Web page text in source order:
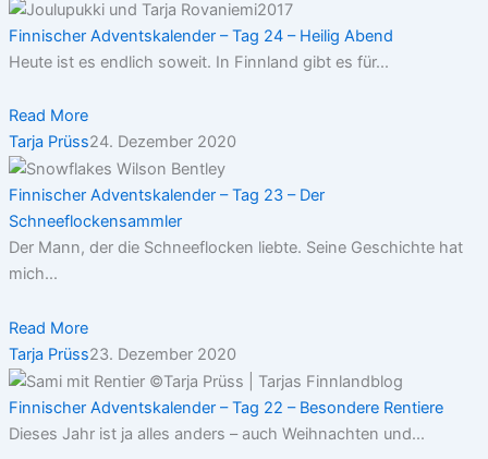
Finnischer Adventskalender – Tag 24 – Heilig Abend
Heute ist es endlich soweit. In Finnland gibt es für...
Read More
Tarja Prüss24. Dezember 2020
Finnischer Adventskalender – Tag 23 – Der
Schneeflockensammler
Der Mann, der die Schneeflocken liebte. Seine Geschichte hat
mich...
Read More
Tarja Prüss23. Dezember 2020
Finnischer Adventskalender – Tag 22 – Besondere Rentiere
Dieses Jahr ist ja alles anders – auch Weihnachten und...